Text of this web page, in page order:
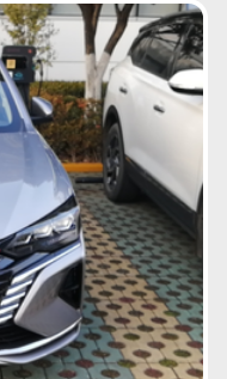
устраивает.
и я не ощутил
работает
и сзади. Тормозная
устраивает, поэтому я
модерация отвергла
для столь высоких
и не в чем было
оценки… Ха-ха.
или вопросы, я
7 дней. Я проехал
около 6 литров на 100
так что это пока ни о
поделюсь новыми
для веселья.
не на высоте, плохая
дует ветер. В
внутренней отделке
доступна, нет
для
управлять
】
так как у автосалона
можно отметить
услугам есть
только субсидия за
дороге. Из-за моего
в среднем более 7
по расходу топлива (на